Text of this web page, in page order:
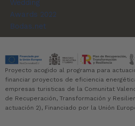
Proyecto acogido al programa para
financiar proyectos de eficiencia
empresas turisticas de la Comunitat
de Recuperación, Transformación y
actuación 2), Financiado por la Unión